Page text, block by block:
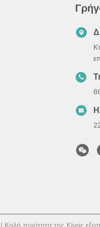
| Καλή ποιότητα της Κίνας